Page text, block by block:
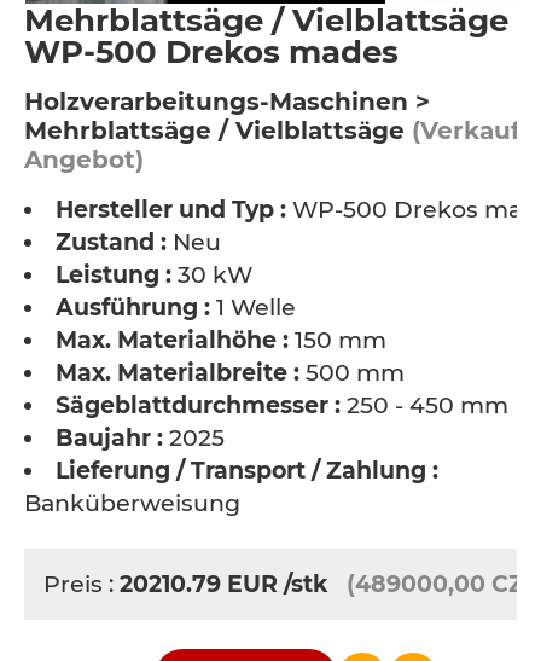
Mehrblattsäge / Vielblattsäge -
WP-500 Drekos mades
Holzverarbeitungs-Maschinen >
Mehrblattsäge / Vielblattsäge (Verkauf /
Angebot)
Hersteller und Typ : WP-500 Drekos
Zustand : Neu
Leistung : 30 kW
Ausführung : 1 Welle
Max. Materialhöhe : 150 mm
Max. Materialbreite : 500 mm
Sägeblattdurchmesser : 250 - 450 mm
Baujahr : 2025
Lieferung / Transport / Zahlung :
Banküberweisung
Preis : 20210.79 EUR /stk (489000,00